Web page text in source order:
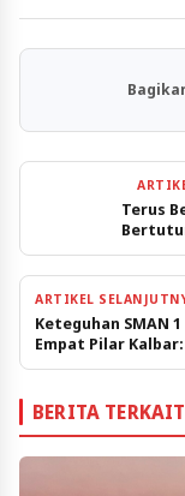
Terus
ARTIKEL
Keteguhan SMAN
Empat Pilar
Hormat pada
BERITA TERKAIT